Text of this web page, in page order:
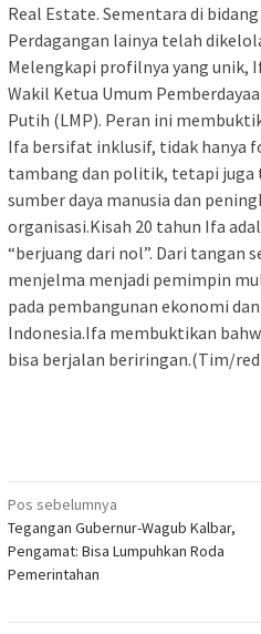
Real Estate. Sementara di
Perdagangan lainya telah
Melengkapi profilnya yang unik,
Wakil Ketua Umum
Putih (LMP). Peran ini
Ifa bersifat inklusif, tidak hanya
tambang dan politik, tetapi juga
sumber daya manusia dan
organisasi.Kisah 20 tahun Ifa
“berjuang dari nol”. Dari tangan
menjelma menjadi pemimpin
pada pembangunan ekonomi
Indonesia.Ifa membuktikan
bisa berjalan beriringan.(Tim/
Navigasi
pos
Pos sebelumnya
Tegangan Gubernur-Wagub Kalbar,
Pengamat: Bisa Lumpuhkan Roda
Pemerintahan